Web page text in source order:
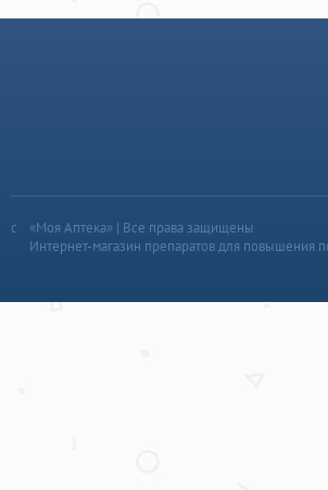
«Моя Аптека» | Все права защищены
Интернет-магазин препаратов для повышения